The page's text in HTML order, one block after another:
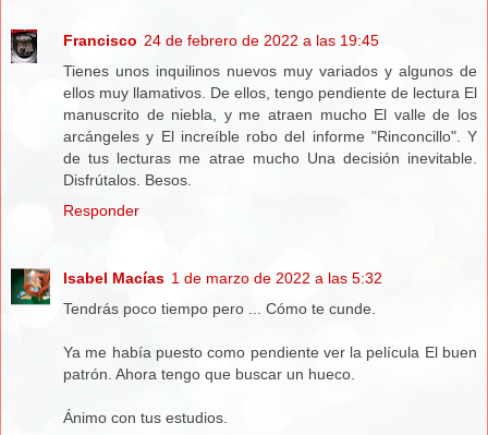
Francisco 24 de febrero de 2022 a las 19:45
Tienes unos inquilinos nuevos muy variados y algunos de
ellos muy llamativos. De ellos, tengo pendiente de lectura El
manuscrito de niebla, y me atraen mucho El valle de los
arcángeles y El increíble robo del informe "Rinconcillo". Y
de tus lecturas me atrae mucho Una decisión inevitable.
Disfrútalos. Besos.
Responder
Isabel Macías 1 de marzo de 2022 a las 5:32
Tendrás poco tiempo pero ... Cómo te cunde.
Ya me había puesto como pendiente ver la película El buen
patrón. Ahora tengo que buscar un hueco.
Ánimo con tus estudios.